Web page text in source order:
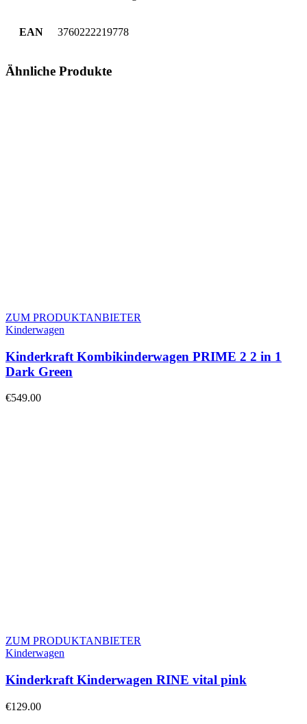
EAN 3760222219778
Ähnliche Produkte
ZUM PRODUKTANBIETER
Kinderwagen
Kinderkraft Kombikinderwagen PRIME 2 2 in 1
Dark Green
€549.00
ZUM PRODUKTANBIETER
Kinderwagen
Kinderkraft Kinderwagen RINE vital pink
€129.00